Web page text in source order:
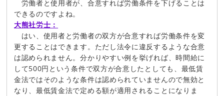
労働者と使用者が、合意すれば労働条件を下げることは
できるのですよね。
大熊社労士：
はい、使用者と労働者の双方が合意すれば労働条件を変
更することはできます。ただし法令に違反するような合意
は認められません。分かりやすい例を挙げれば、時間給に
して500円という条件で双方が合意したとしても、最低賃
金法ではそのような条件は認められていませんので無効と
なり、最低賃金法で定める額が適用されることになりま